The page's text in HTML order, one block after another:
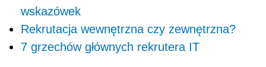
wskazówek
Rekrutacja wewnętrzna czy zewnętrzna?
7 grzechów głównych rekrutera IT